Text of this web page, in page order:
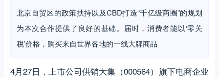
北京自贸区的政策扶持以及CBD打造“千亿级商圈”的规划
为本次合作提供了良好的基础。届时，消费者能以‘零关
税’价格，购买来自世界各地的一线大牌商品
4月27日，上市公司供销大集（000564）旗下电商企业